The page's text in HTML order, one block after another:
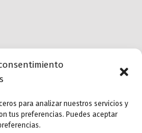
para analizar nuestros servicios y
tus preferencias. Puedes aceptar